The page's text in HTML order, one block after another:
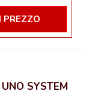
PREZZO
SYSTEM